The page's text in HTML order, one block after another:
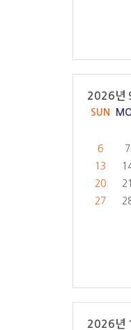
2026년
SUN
6
7
13
20
27
2026년